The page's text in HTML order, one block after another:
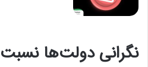
نگرانی دولت‌ها نسبت